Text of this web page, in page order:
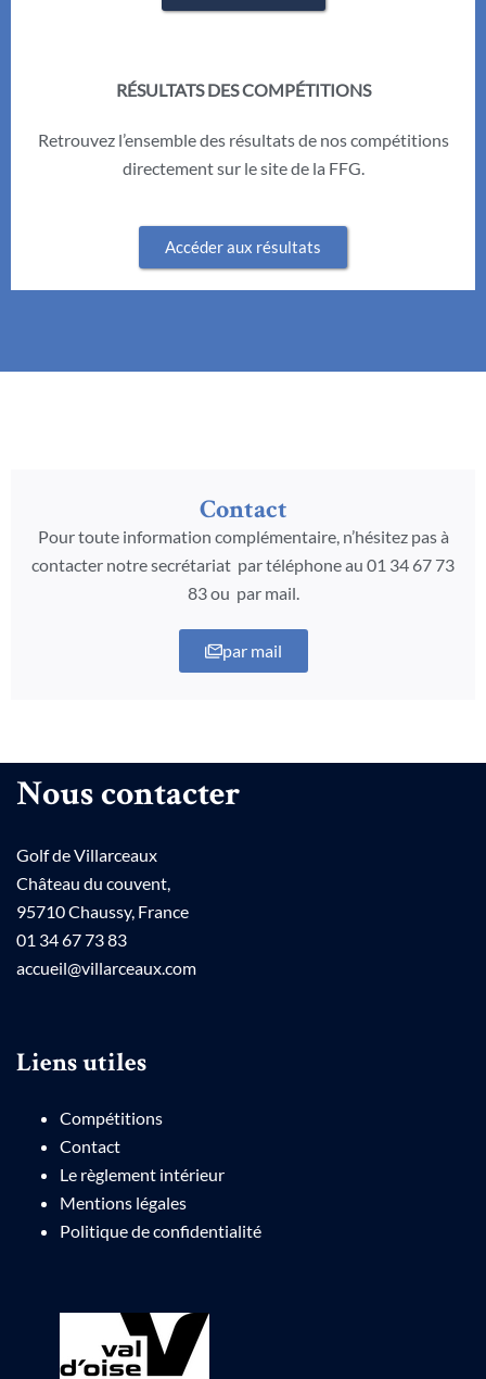
RÉSULTATS DES COMPÉTITIONS
Retrouvez l’ensemble des résultats de nos compétitions
directement sur le site de la FFG.
Accéder aux résultats
Contact
Pour toute information complémentaire, n’hésitez pas à
contacter notre secrétariat par téléphone au 01 34 67 73
83 ou par mail.
par mail
Nous contacter
Golf de Villarceaux
Château du couvent,
95710 Chaussy, France
01 34 67 73 83
accueil@villarceaux.com
Liens utiles
Compétitions
Contact
Le règlement intérieur
Mentions légales
Politique de confidentialité